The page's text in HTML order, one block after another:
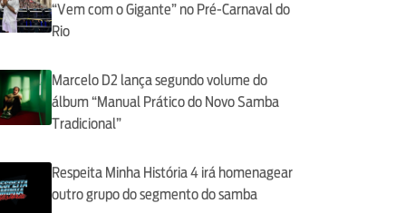
“Vem com o Gigante” no Pré-Carnaval do
Rio
Marcelo D2 lança segundo volume do
álbum “Manual Prático do Novo Samba
Tradicional”
Respeita Minha História 4 irá homenagear
outro grupo do segmento do samba